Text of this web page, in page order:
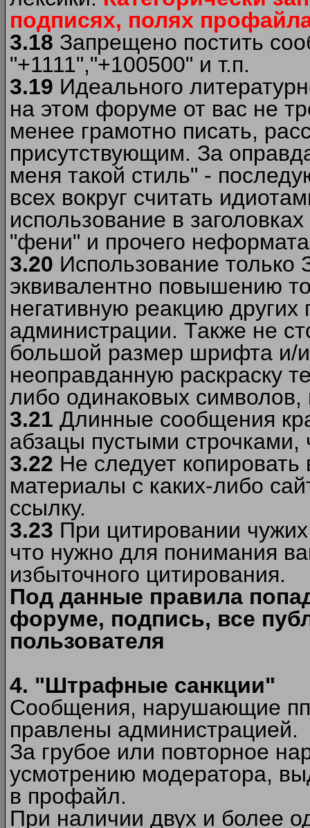
подписях, полях
3.18 Запрещено постить
"+1111","+100500" и т.п.
3.19 Идеального
на этом форуме от вас не
менее грамотно писать,
присутствующим. За
меня такой стиль" -
всех вокруг считать
использование в
"фени" и прочего
3.20 Использование
эквивалентно повышению
негативную реакцию
администрации. Также не
большой размер шрифта и/
неоправданную раскраску
либо одинаковых
3.21 Длинные сообщения
абзацы пустыми
3.22 Не следует
материалы c каких-либо
ссылку.
3.23 При цитировании
что нужно для понимания
избыточного цитирования.
Под данные правила
форуме, подпись, все
пользователя
4. "Штрафные санкции"
Сообщения, нарушающие
правлены администрацией.
За грубое или повторное
усмотрению модератора,
в профайл.
При наличии двух и более